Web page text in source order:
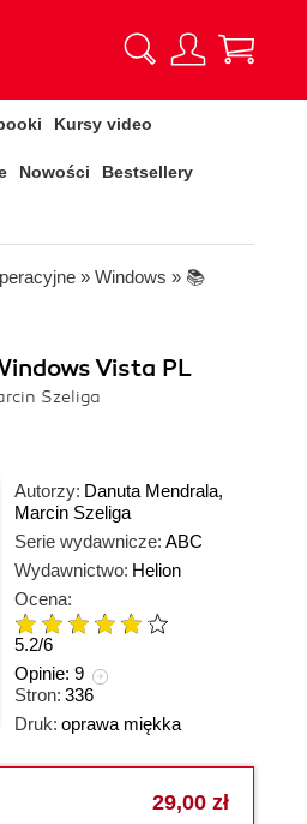
Kursy video
Nowości Bestsellery
» Windows » 📚
Vista PL
Szeliga
Autorzy: Danuta Mendrala,
Marcin Szeliga
Serie wydawnicze: ABC
Wydawnictwo: Helion
Ocena:
5.2/6
Opinie: 9
Stron: 336
Druk: oprawa miękka
29,00 zł